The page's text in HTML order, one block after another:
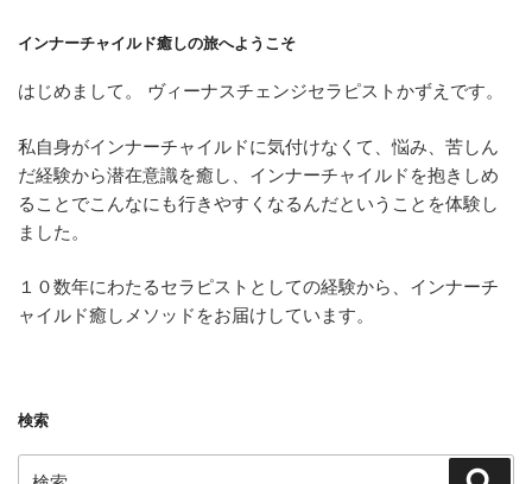
ン
インナーチャイルド癒しの旅へようこそ
はじめまして。 ヴィーナスチェンジセラピストかずえです。
私自身がインナーチャイルドに気付けなくて、悩み、苦しん
だ経験から潜在意識を癒し、インナーチャイルドを抱きしめ
ることでこんなにも行きやすくなるんだということを体験し
ました。
１０数年にわたるセラピストとしての経験から、インナーチ
ャイルド癒しメソッドをお届けしています。
検索